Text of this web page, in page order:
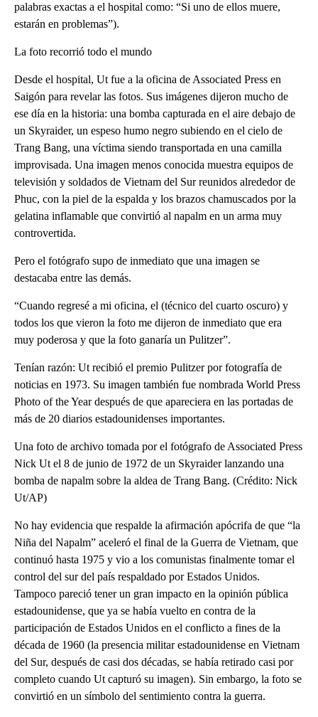
palabras exactas a el hospital como: “Si uno de ellos muere,
estarán en problemas”).
La foto recorrió todo el mundo
Desde el hospital, Ut fue a la oficina de Associated Press en
Saigón para revelar las fotos. Sus imágenes dijeron mucho de
ese día en la historia: una bomba capturada en el aire debajo de
un Skyraider, un espeso humo negro subiendo en el cielo de
Trang Bang, una víctima siendo transportada en una camilla
improvisada. Una imagen menos conocida muestra equipos de
televisión y soldados de Vietnam del Sur reunidos alrededor de
Phuc, con la piel de la espalda y los brazos chamuscados por la
gelatina inflamable que convirtió al napalm en un arma muy
controvertida.
Pero el fotógrafo supo de inmediato que una imagen se
destacaba entre las demás.
“Cuando regresé a mi oficina, el (técnico del cuarto oscuro) y
todos los que vieron la foto me dijeron de inmediato que era
muy poderosa y que la foto ganaría un Pulitzer”.
Tenían razón: Ut recibió el premio Pulitzer por fotografía de
noticias en 1973. Su imagen también fue nombrada World Press
Photo of the Year después de que apareciera en las portadas de
más de 20 diarios estadounidenses importantes.
Una foto de archivo tomada por el fotógrafo de Associated Press
Nick Ut el 8 de junio de 1972 de un Skyraider lanzando una
bomba de napalm sobre la aldea de Trang Bang. (Crédito: Nick
Ut/AP)
No hay evidencia que respalde la afirmación apócrifa de que “la
Niña del Napalm” aceleró el final de la Guerra de Vietnam, que
continuó hasta 1975 y vio a los comunistas finalmente tomar el
control del sur del país respaldado por Estados Unidos.
Tampoco pareció tener un gran impacto en la opinión pública
estadounidense, que ya se había vuelto en contra de la
participación de Estados Unidos en el conflicto a fines de la
década de 1960 (la presencia militar estadounidense en Vietnam
del Sur, después de casi dos décadas, se había retirado casi por
completo cuando Ut capturó su imagen). Sin embargo, la foto se
convirtió en un símbolo del sentimiento contra la guerra.